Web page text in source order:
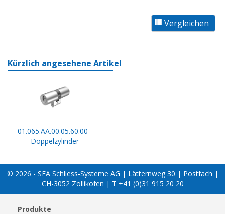
Kürzlich angesehene Artikel
01.065.AA.00.05.60.00 -
Doppelzylinder
© 2026 - SEA Schliess-Systeme AG | Lätternweg 30 | Postfach |
CH-3052 Zollikofen | T +41 (0)31 915 20 20
Produkte